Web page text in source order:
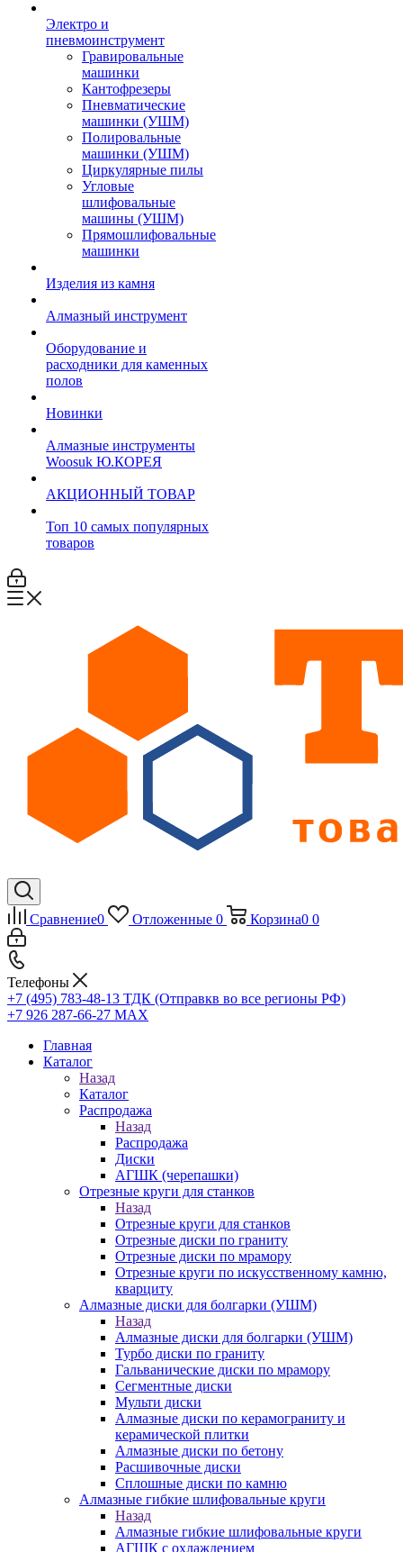
Электро и
пневмоинструмент
Гравировальные
машинки
Кантофрезеры
Пневматические
машинки (УШМ)
Полировальные
машинки (УШМ)
Циркулярные пилы
Угловые
шлифовальные
машины (УШМ)
Прямошлифовальные
машинки
Изделия из камня
Алмазный инструмент
Оборудование и
расходники для каменных
полов
Новинки
Алмазные инструменты
Woosuk Ю.КОРЕЯ
АКЦИОННЫЙ ТОВАР
Топ 10 самых популярных
товаров
Сравнение0 Отложенные 0 Корзина0 0
Телефоны
+7 (495) 783-48-13 ТДК (Отправкв во все регионы РФ)
+7 926 287-66-27 МАХ
Главная
Каталог
Назад
Каталог
Распродажа
Назад
Распродажа
Диски
АГШК (черепашки)
Отрезные круги для станков
Назад
Отрезные круги для станков
Отрезные диски по граниту
Отрезные диски по мрамору
Отрезные круги по искусственному камню,
кварциту
Алмазные диски для болгарки (УШМ)
Назад
Алмазные диски для болгарки (УШМ)
Турбо диски по граниту
Гальванические диски по мрамору
Сегментные диски
Мульти диски
Алмазные диски по керамограниту и
керамической плитки
Алмазные диски по бетону
Расшивочные диски
Сплошные диски по камню
Алмазные гибкие шлифовальные круги
Назад
Алмазные гибкие шлифовальные круги
АГШК с охлаждением